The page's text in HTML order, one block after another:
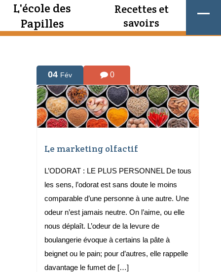
L'école des
Papilles
Recettes et
savoirs
04 Fév 0
Le marketing olfactif
L’ODORAT : LE PLUS PERSONNEL De tous
les sens, l’odorat est sans doute le moins
comparable d’une personne à une autre. Une
odeur n’est jamais neutre. On l’aime, ou elle
nous déplaît. L’odeur de la levure de
boulangerie évoque à certains la pâte à
beignet ou le pain; pour d’autres, elle rappelle
davantage le fumet de […]